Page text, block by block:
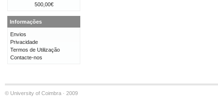
500,00€
Informações
Envios
Privacidade
Termos de Utilização
Contacte-nos
© University of Coimbra · 2009